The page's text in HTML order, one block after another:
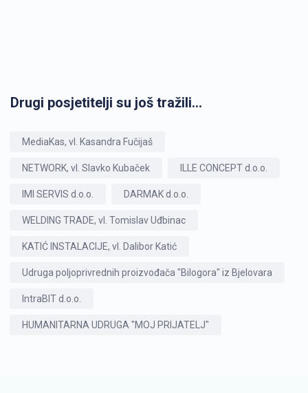
Drugi posjetitelji su još tražili...
MediaKas, vl. Kasandra Fučijaš
NETWORK, vl. Slavko Kubaček ILLE CONCEPT d.o.o.
IMI SERVIS d.o.o. DARMAK d.o.o.
WELDING TRADE, vl. Tomislav Uđbinac
KATIĆ INSTALACIJE, vl. Dalibor Katić
Udruga poljoprivrednih proizvođača "Bilogora" iz Bjelovara
IntraBIT d.o.o.
HUMANITARNA UDRUGA "MOJ PRIJATELJ"